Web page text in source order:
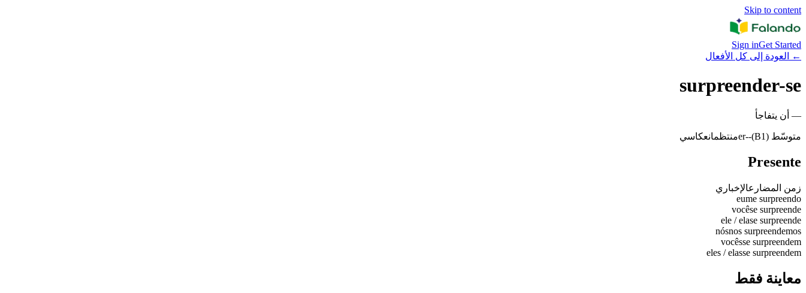
Skip to content
Sign inGet Started
←
العودة إلى كل الأفعال
surpreender-se
— أن يتفاجأ
متوسّط (B1) -
-er منتظمانعكاسي
Presente
زمن المضارعالإخباري
eume surpreendo
vocêse surpreende
ele / elase surpreende
nósnos surpreendemos
vocêsse surpreendem
eles / elasse surpreendem
معاينة فقط